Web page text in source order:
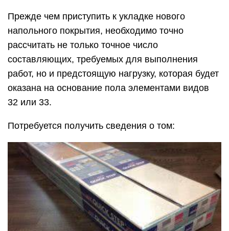
Прежде чем приступить к укладке нового
напольного покрытия, необходимо точно
рассчитать не только точное число
составляющих, требуемых для выполнения
работ, но и предстоящую нагрузку, которая будет
оказана на основание пола элементами видов
32 или 33.
Потребуется получить сведения о том: